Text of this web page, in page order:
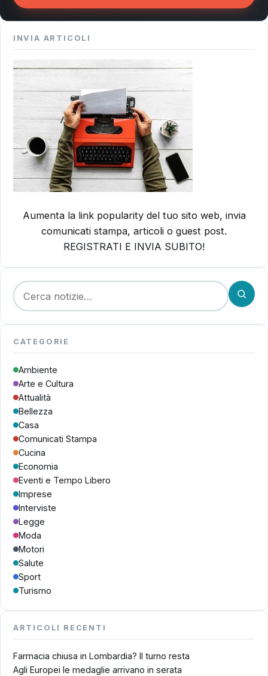
INVIA ARTICOLI
Aumenta la link popularity del tuo sito web, invia
comunicati stampa, articoli o guest post.
REGISTRATI E INVIA SUBITO!
Cerca:
CATEGORIE
Ambiente
Arte e Cultura
Attualità
Bellezza
Casa
Comunicati Stampa
Cucina
Economia
Eventi e Tempo Libero
Imprese
Interviste
Legge
Moda
Motori
Salute
Sport
Turismo
ARTICOLI RECENTI
Farmacia chiusa in Lombardia? Il turno resta
Agli Europei le medaglie arrivano in serata